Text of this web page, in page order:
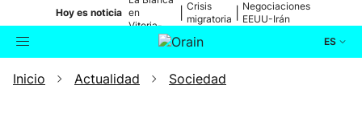
Hoy es noticia en
Vitoria-
Gasteiz
Crisis
migratoria
Negociaciones
EEUU-Irán
ES
Buscador Actualidad
Inicio Actualidad Sociedad